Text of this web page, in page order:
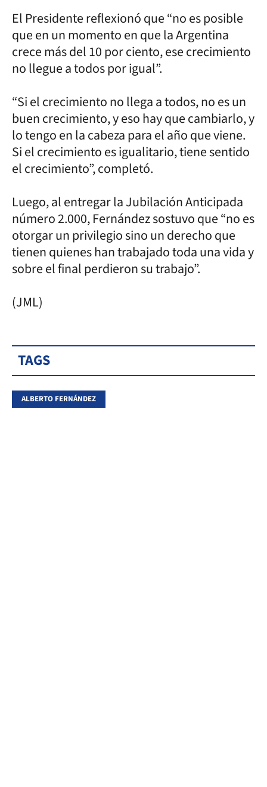
El Presidente reflexionó que “no es posible
que en un momento en que la Argentina
crece más del 10 por ciento, ese crecimiento
no llegue a todos por igual”.
“Si el crecimiento no llega a todos, no es un
buen crecimiento, y eso hay que cambiarlo, y
lo tengo en la cabeza para el año que viene.
Si el crecimiento es igualitario, tiene sentido
el crecimiento”, completó.
Luego, al entregar la Jubilación Anticipada
número 2.000, Fernández sostuvo que “no es
otorgar un privilegio sino un derecho que
tienen quienes han trabajado toda una vida y
sobre el final perdieron su trabajo”.
(JML)
TAGS
ALBERTO FERNÁNDEZ